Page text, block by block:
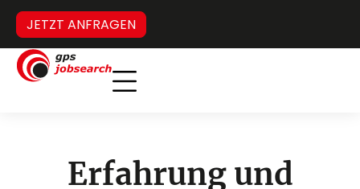
JETZT ANFRAGEN
Erfahrung und